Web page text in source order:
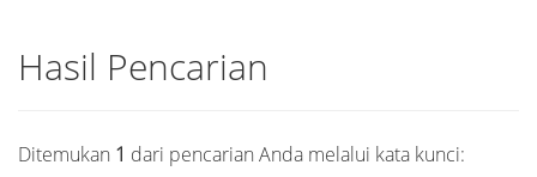
Hasil Pencarian
Ditemukan 1 dari pencarian Anda melalui kata kunci: